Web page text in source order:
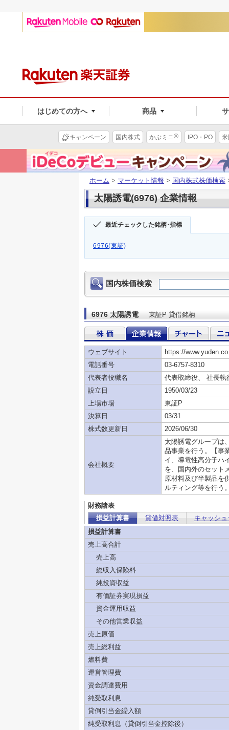
はじめての方へ 商品
キャンペーン 国内株式 かぶミニ® IPO・PO
ホーム > マーケット情報 > 国内株式株価検索
太陽誘電(6976) 企業情報
最近チェックした銘柄･指標
6976(東証)